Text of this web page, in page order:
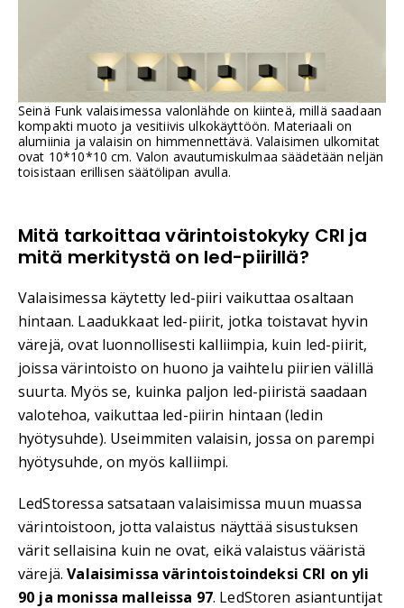
Seinä Funk valaisimessa valonlähde on kiinteä, millä saadaan
kompakti muoto ja vesitiivis ulkokäyttöön. Materiaali on
alumiinia ja valaisin on himmennettävä. Valaisimen ulkomitat
ovat 10*10*10 cm. Valon avautumiskulmaa säädetään neljän
toisistaan erillisen säätölipan avulla.
Mitä tarkoittaa värintoistokyky CRI ja
mitä merkitystä on led-piirillä?
Valaisimessa käytetty led-piiri vaikuttaa osaltaan
hintaan. Laadukkaat led-piirit, jotka toistavat hyvin
värejä, ovat luonnollisesti kalliimpia, kuin led-piirit,
joissa värintoisto on huono ja vaihtelu piirien välillä
suurta. Myös se, kuinka paljon led-piiristä saadaan
valotehoa, vaikuttaa led-piirin hintaan (ledin
hyötysuhde). Useimmiten valaisin, jossa on parempi
hyötysuhde, on myös kalliimpi.
LedStoressa satsataan valaisimissa muun muassa
värintoistoon, jotta valaistus näyttää sisustuksen
värit sellaisina kuin ne ovat, eikä valaistus vääristä
värejä.Valaisimissa värintoistoindeksi CRI on yli
90 ja monissa malleissa 97. LedStoren asiantuntijat